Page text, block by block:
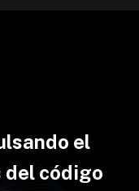
el
del código